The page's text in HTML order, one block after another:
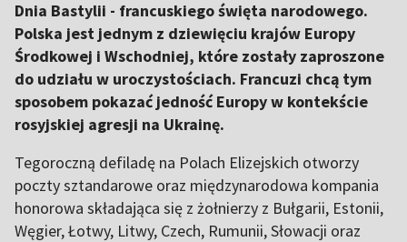
Dnia Bastylii - francuskiego święta narodowego.
Polska jest jednym z dziewięciu krajów Europy
Środkowej i Wschodniej, które zostały zaproszone
do udziału w uroczystościach. Francuzi chcą tym
sposobem pokazać jedność Europy w kontekście
rosyjskiej agresji na Ukrainę.
Tegoroczną defiladę na Polach Elizejskich otworzy
poczty sztandarowe oraz międzynarodowa kompania
honorowa składająca się z żołnierzy z Bułgarii, Estonii,
Węgier, Łotwy, Litwy, Czech, Rumunii, Słowacji oraz